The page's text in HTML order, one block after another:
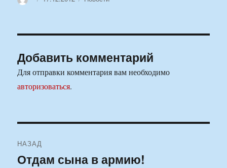
Добавить комментарий
Для отправки комментария вам необходимо
авторизоваться.
по
НАЗАД
Предыдущая
Отдам сына в армию!